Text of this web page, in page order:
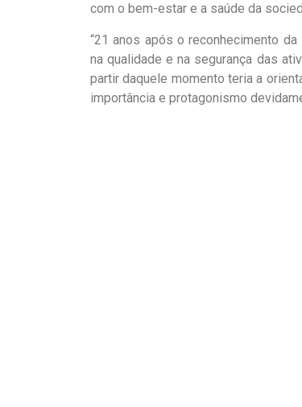
com o bem-estar e a saúde da
“21 anos após o reconhecimento
na qualidade e na segurança das
partir daquele momento teria a
importância e protagonismo